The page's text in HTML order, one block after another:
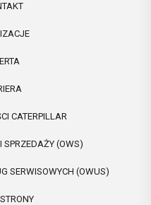
CATERPILLAR
SPRZEDAŻY (OWS)
SERWISOWYCH (OWUS)